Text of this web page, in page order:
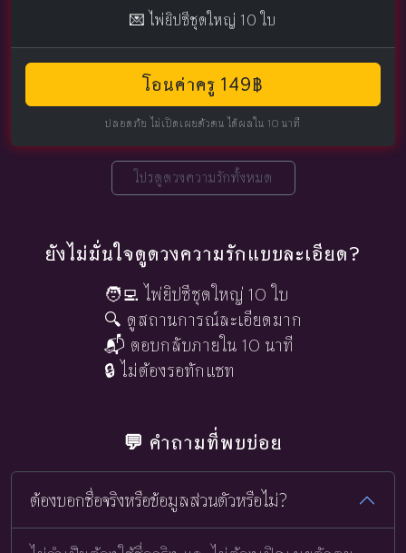
💌 ไพ่ยิปซีชุดใหญ่ 10 ใบ
โอนค่าครู 149฿
ปลอดภัย ไม่เปิดเผยตัวตน ได้ผลใน 10 นาที
โปรดูดวงความรักทั้งหมด
ยังไม่มั่นใจดูดวงความรักแบบละเอียด?
🧑‍💻 ไพ่ยิปซีชุดใหญ่ 10 ใบ
🔍 ดูสถานการณ์ละเอียดมาก
📬 ตอบกลับภายใน 10 นาที
🔒 ไม่ต้องรอทักแชท
💬 คำถามที่พบบ่อย
ต้องบอกชื่อจริงหรือข้อมูลส่วนตัวหรือไม่?